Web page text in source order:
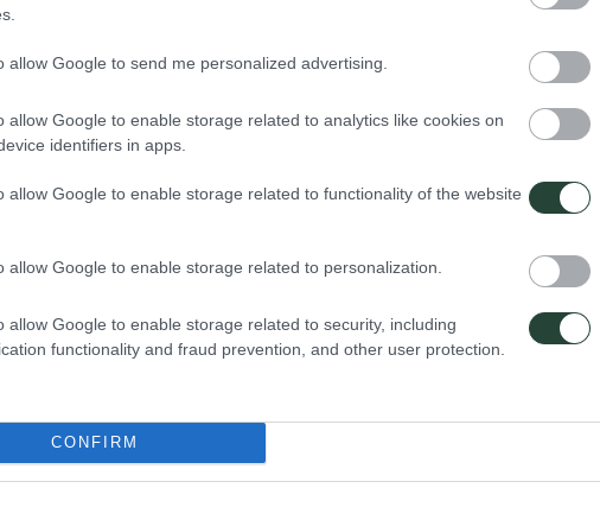
allow Google to send me personalized advertising.
allow Google to enable storage related to analytics like cookies on
identifiers in apps.
allow Google to enable storage related to functionality of the website
allow Google to enable storage related to personalization.
allow Google to enable storage related to security, including
functionality and fraud prevention, and other user protection.
CONFIRM
y zapatos resistentes para caminar. Si tienes alguna duda sobre el nivel de
libre como puede ser rafting, kayak, snorkel, tirolinas...
para lidiar con insectos.
nos podemos encontrar con lugares con condiciones rústicas.
por los llamados "sodas" pequeños restaurantes tradicionales. Los
por eso tiene estos paisajes tan verdes. La época de lluvia (Mayo a